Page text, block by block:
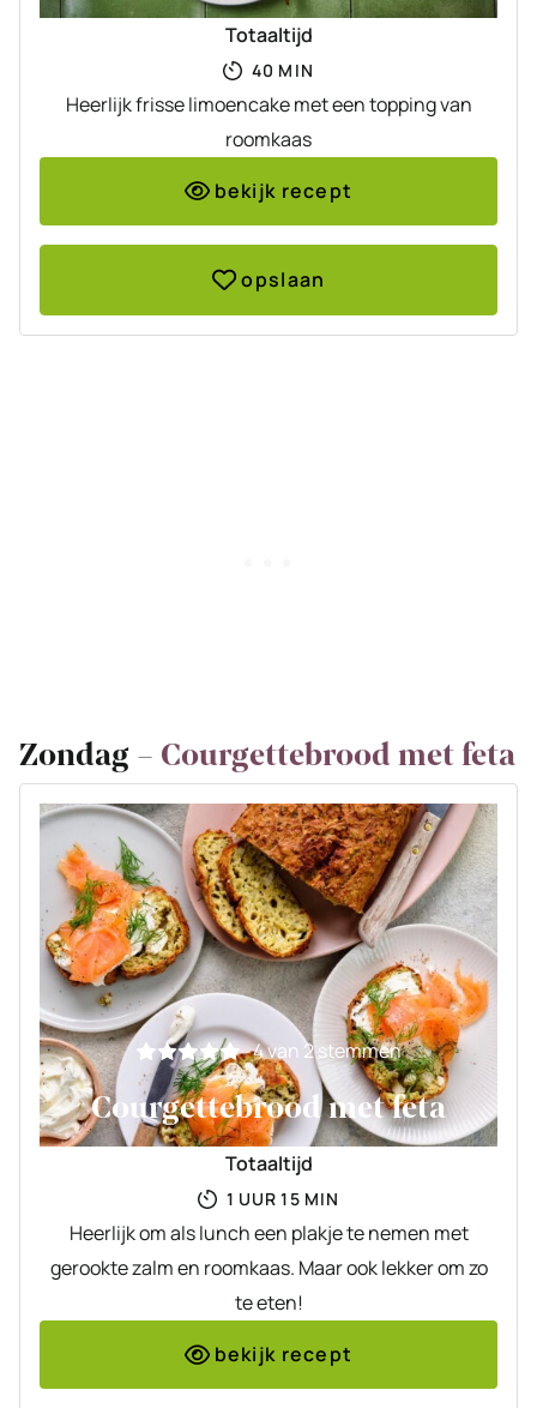
Totaaltijd
40 MINUTEN
MIN
Heerlijk frisse limoencake met een topping van
roomkaas
bekijk recept
opslaan
Zondag – Courgettebrood met feta
4van 2stemmen
Courgettebrood met feta
Totaaltijd
1 UUR
UUR 15MINUTEN
MIN
Heerlijk om als lunch een plakje te nemen met
gerookte zalm en roomkaas. Maar ook lekker om zo
te eten!
bekijk recept